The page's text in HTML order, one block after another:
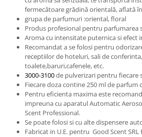
fermecătoare grădină orientală, aflată
grupa de parfumuri :oriental, floral
Produs profesional pentru parfumarea
Aroma cu intensitate puternica si efect
Recomandat a se folosi pentru
receptiilor de hoteluri, sali de conferinta,
toalete,baruri,cafenele, etc.
3000-3100de pulverizari pentru fiecare
Fiecare doza contine 250 ml de parfum
Pentru eficienta maxima este
impreuna cu aparatul Automatic
Scent Professional.
Se poate folosi si cu alte dispensere
Fabricat in U.E. pentru Good Scent SRL